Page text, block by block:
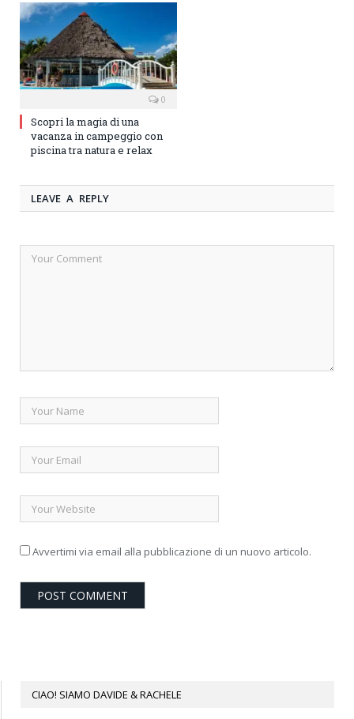
0
Scopri la magia di una
vacanza in campeggio con
piscina tra natura e relax
LEAVE A REPLY
Avvertimi via email alla pubblicazione di un nuovo articolo.
CIAO! SIAMO DAVIDE & RACHELE